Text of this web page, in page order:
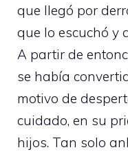
que llegó por
que lo escuchó y
A partir de
se había
motivo de
cuidado, en su
hijos. Tan solo